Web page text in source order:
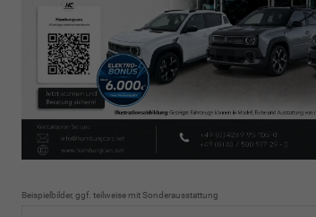
Beispielbilder, ggf. teilweise mit Sonderausstattung